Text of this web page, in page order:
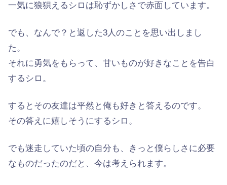
一気に狼狽えるシロは恥ずかしさで赤面しています。
でも、なんで？と返した3人のことを思い出しまし
た。
それに勇気をもらって、甘いものが好きなことを告白
するシロ。
するとその友達は平然と俺も好きと答えるのです。
その答えに嬉しそうにするシロ。
でも迷走していた頃の自分も、きっと僕らしさに必要
なものだったのだと、今は考えられます。